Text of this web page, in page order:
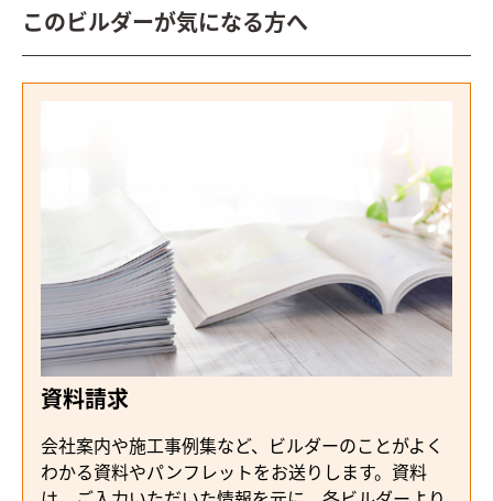
このビルダーが気になる方へ
資料請求
会社案内や施工事例集など、ビルダーのことがよく
わかる資料やパンフレットをお送りします。資料